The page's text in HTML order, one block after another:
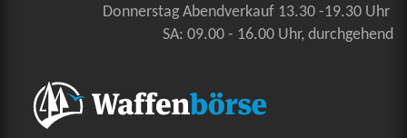
Donnerstag Abendverkauf 13.30 -19.30 Uhr
SA: 09.00 - 16.00 Uhr, durchgehend